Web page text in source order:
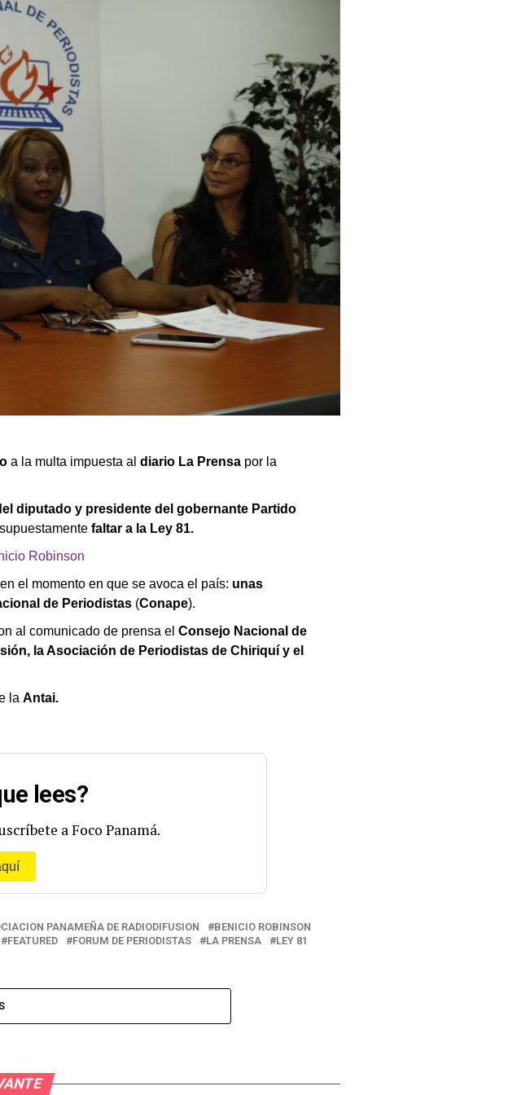
a la multa impuesta al diario La Prensa por la
diputado y presidente del gobernante Partido
faltar a la Ley 81.
Robinson
el momento en que se avoca el país: unas
de Periodistas (Conape).
al comunicado de prensa el Consejo Nacional de
la Asociación de Periodistas de Chiriquí y el
la Antai.
lees?
a Foco Panamá.
PANAMEÑA DE RADIODIFUSION
BENICIO ROBINSON
FEATURED FORUM DE PERIODISTAS LA PRENSA
LEY 81